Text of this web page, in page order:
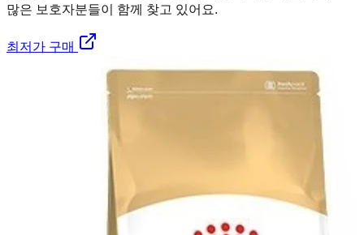
많은 보호자분들이 함께 찾고 있어요.
최저가 구매